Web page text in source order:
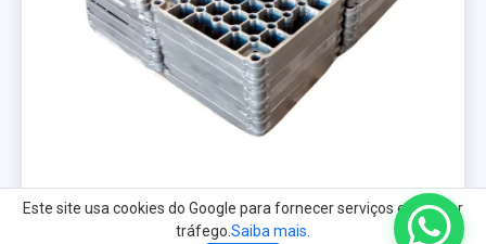
Peças em Aço Inox Refratário
Peças em aço inox refratário para altas temperaturas,
Este site usa cookies do Google para fornecer serviços e analisar
tráfego. Saiba mais.